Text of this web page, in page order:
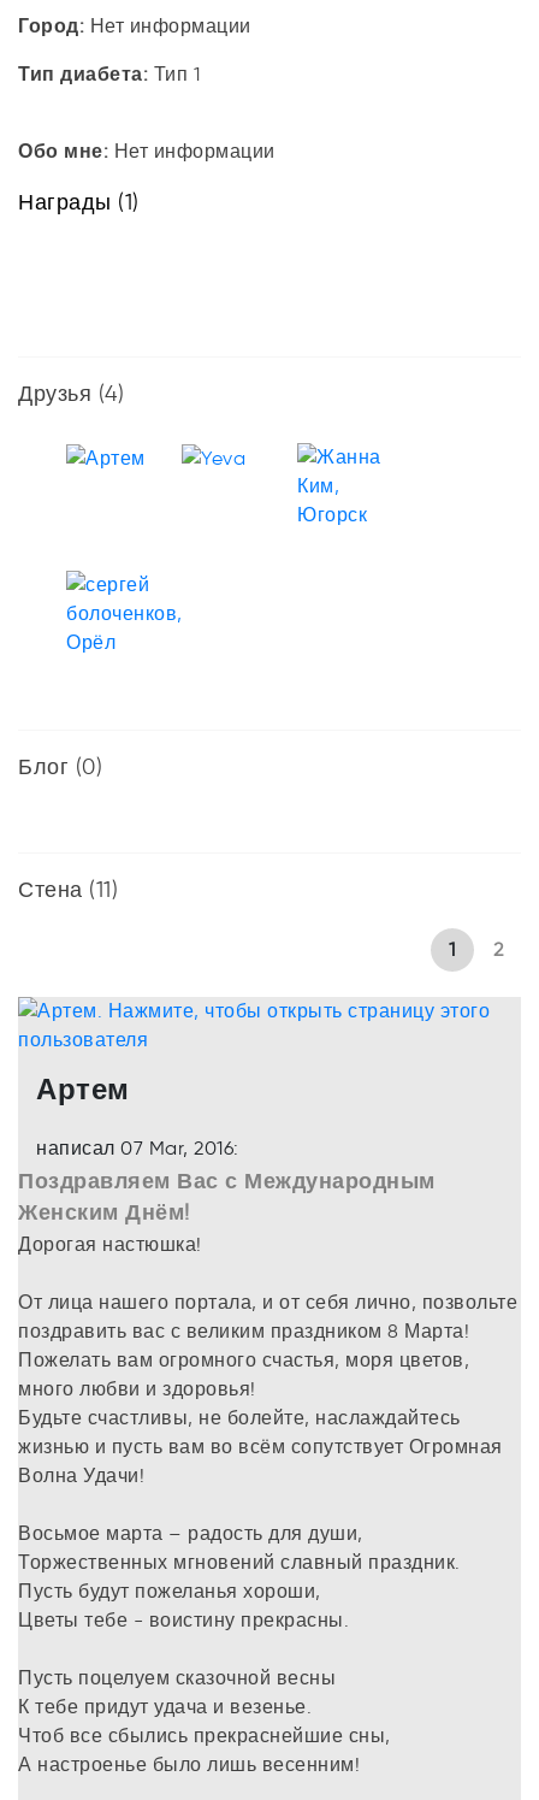
Город: Нет информации
Тип диабета: Тип 1
Обо мне: Нет информации
Награды (1)
Друзья (4)
Блог (0)
Стена (11)
1 2
Артем
написал 07 Mar, 2016:
Поздравляем Вас с Международным
Женским Днём!
Дорогая настюшка!
От лица нашего портала, и от себя лично, позвольте
поздравить вас с великим праздником 8 Марта!
Пожелать вам огромного счастья, моря цветов,
много любви и здоровья!
Будьте счастливы, не болейте, наслаждайтесь
жизнью и пусть вам во всём сопутствует Огромная
Волна Удачи!
Восьмое марта – радость для души,
Торжественных мгновений славный праздник.
Пусть будут пожеланья хороши,
Цветы тебе - воистину прекрасны.
Пусть поцелуем сказочной весны
К тебе придут удача и везенье.
Чтоб все сбылись прекраснейшие сны,
А настроенье было лишь весенним!